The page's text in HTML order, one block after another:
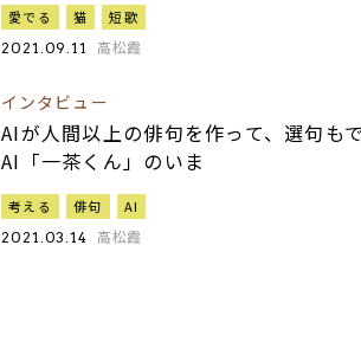
愛でる 猫 短歌
2021.09.11 高松霞
インタビュー
AIが人間以上の俳句を作って、選句
AI「一茶くん」のいま
考える 俳句 AI
2021.03.14 高松霞